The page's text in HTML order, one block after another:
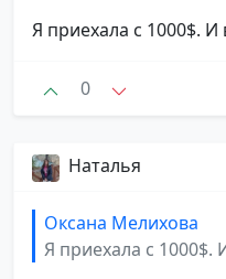
Я приехала с 1000$. И
0
Наталья
Оксана Мелихова
Я приехала с 1000$.